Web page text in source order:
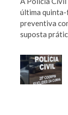
última quinta-
preventiva
suposta